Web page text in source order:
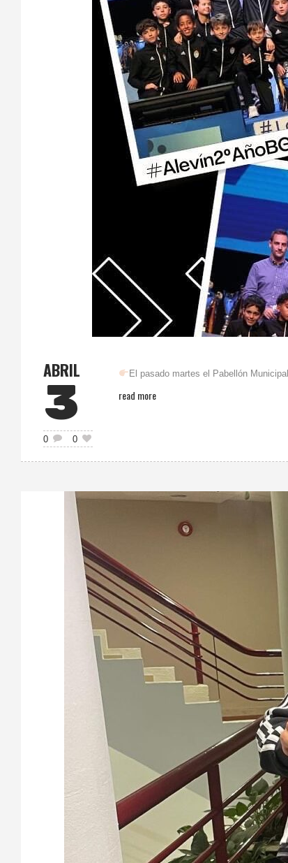
ABRIL
3
0 0
El pasado martes el Pabellón
read more